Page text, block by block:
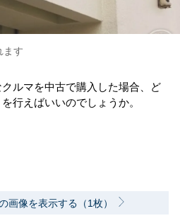
ます
ルマを中古で購入した場合、ど
行えばいいのでしょうか。
画像を表示する（1枚）